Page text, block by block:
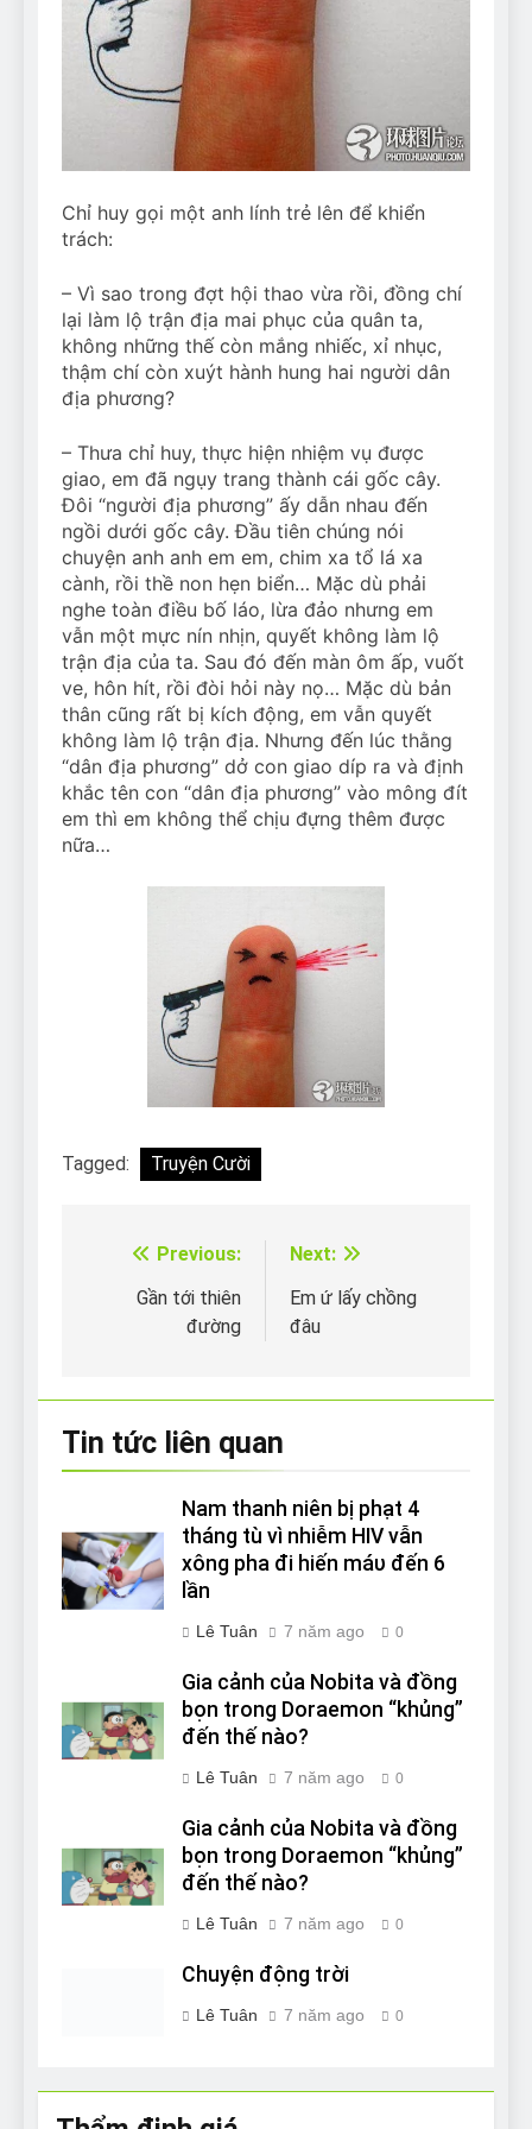
Can Bulldogs Play Fetch?
And How to Train Them!
7 Năm Ago
Groom My Bulldog
Chỉ huy gọi một anh lính trẻ lên để khiển
trách:
– Vì sao trong đợt hội thao vừa rồi, đồng chí
lại làm lộ trận địa mai phục của quân ta,
không những thế còn mắng nhiếc, xỉ nhục,
thậm chí còn xuýt hành hung hai người dân
địa phương?
– Thưa chỉ huy, thực hiện nhiệm vụ được
giao, em đã ngụy trang thành cái gốc cây.
Đôi “người địa phương” ấy dẫn nhau đến
ngồi dưới gốc cây. Đầu tiên chúng nói
chuyện anh anh em em, chim xa tổ lá xa
cành, rồi thề non hẹn biển… Mặc dù phải
nghe toàn điều bố láo, lừa đảo nhưng em
vẫn một mực nín nhịn, quyết không làm lộ
trận địa của ta. Sau đó đến màn ôm ấp, vuốt
ve, hôn hít, rồi đòi hỏi này nọ… Mặc dù bản
thân cũng rất bị kích động, em vẫn quyết
không làm lộ trận địa. Nhưng đến lúc thằng
“dân địa phương” dở con giao díp ra và định
khắc tên con “dân địa phương” vào mông đít
em thì em không thể chịu đựng thêm được
nữa…
Tagged: Truyện Cười
Điều
hướng
Previous:
Gần tới thiên
đường
Next:
Em ứ lấy chồng
đâu
Tin tức liên quan
Nam thanh niên bị phạt 4
tháng tù vì nhiễm HIV vẫn
xông pha đi hiến máυ đến 6
lần
Lê Tuân 7 năm ago 0
Gia cảnh của Nobita và đồng
bọn trong Doraemon “khủng”
đến thế nào?
Lê Tuân 7 năm ago 0
Gia cảnh của Nobita và đồng
bọn trong Doraemon “khủng”
đến thế nào?
Lê Tuân 7 năm ago 0
Chuyện động trời
Lê Tuân 7 năm ago 0